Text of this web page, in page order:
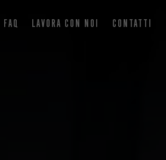
FAQ LAVORA CON NOI CONTATTI